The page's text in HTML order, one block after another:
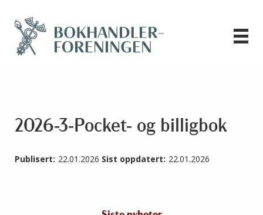
2026-3-Pocket- og billigbok
Publisert: 22.01.2026 Sist oppdatert: 22.01.2026